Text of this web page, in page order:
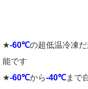
★-60℃の超低温冷凍
能です
★-60℃から-40℃まで